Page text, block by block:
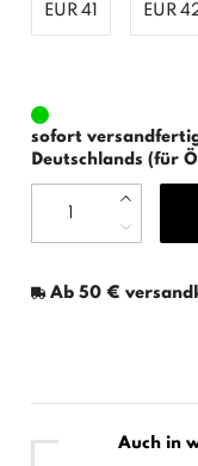
EUR 41 EUR
sofort
Deutschlands (für
Ab 50 €
Auch in